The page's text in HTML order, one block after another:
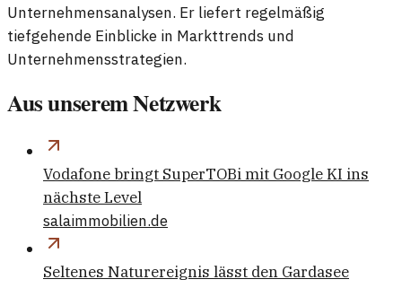
Unternehmensanalysen. Er liefert regelmäßig
tiefgehende Einblicke in Markttrends und
Unternehmensstrategien.
Aus unserem Netzwerk
Vodafone bringt SuperTOBi mit Google KI ins
nächste Level
salaimmobilien.de
Seltenes Naturereignis lässt den Gardasee